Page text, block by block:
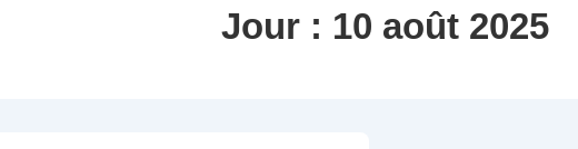
Jour : 10 août 2025